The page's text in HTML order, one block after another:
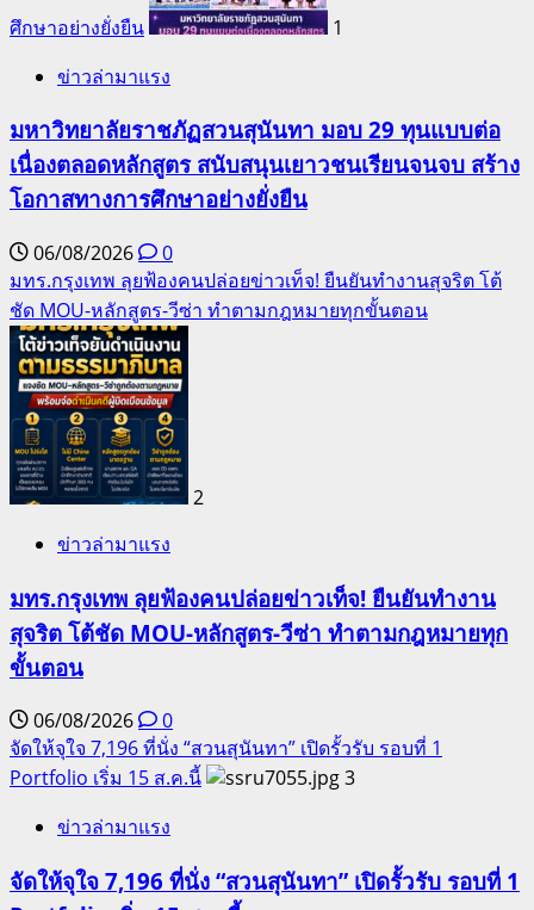
ศึกษาอย่างยั่งยืน
1
ข่าวล่ามาแรง
มหาวิทยาลัยราชภัฏสวนสุนันทา มอบ 29 ทุนแบบต่อ
เนื่องตลอดหลักสูตร สนับสนุนเยาวชนเรียนจนจบ สร้าง
โอกาสทางการศึกษาอย่างยั่งยืน
06/08/2026
0
มทร.กรุงเทพ ลุยฟ้องคนปล่อยข่าวเท็จ! ยืนยันทำงานสุจริต โต้
ชัด MOU-หลักสูตร-วีซ่า ทำตามกฎหมายทุกขั้นตอน
2
ข่าวล่ามาแรง
มทร.กรุงเทพ ลุยฟ้องคนปล่อยข่าวเท็จ! ยืนยันทำงาน
สุจริต โต้ชัด MOU-หลักสูตร-วีซ่า ทำตามกฎหมายทุก
ขั้นตอน
06/08/2026
0
จัดให้จุใจ 7,196 ที่นั่ง “สวนสุนันทา” เปิดรั้วรับ รอบที่ 1
Portfolio เริ่ม 15 ส.ค.นี้
3
ข่าวล่ามาแรง
จัดให้จุใจ 7,196 ที่นั่ง “สวนสุนันทา” เปิดรั้วรับ รอบที่ 1